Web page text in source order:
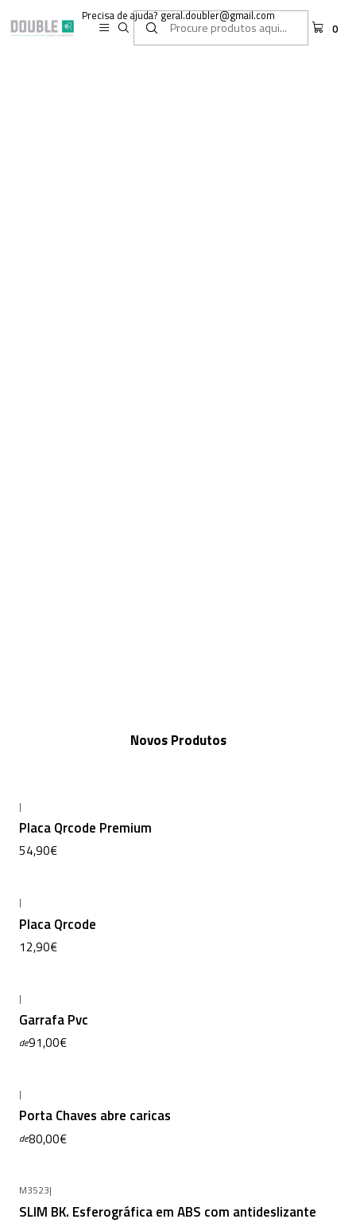
0
Precisa de ajuda? geral.doubler@gmail.com
Novos Produtos
|
Placa Qrcode Premium
54,90€
|
Placa Qrcode
12,90€
|
Garrafa Pvc
de91,00€
|
Porta Chaves abre caricas
de80,00€
M3523|
SLIM BK. Esferográfica em ABS com antideslizante